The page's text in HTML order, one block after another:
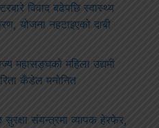
विवाद बढेपछि स्वास्थ्य
योजना नहटाइएको दाबी
महासङ्घको महिला उद्यमी
कँडेल मनोनित
संयन्त्रमा व्यापक हेरफेर,